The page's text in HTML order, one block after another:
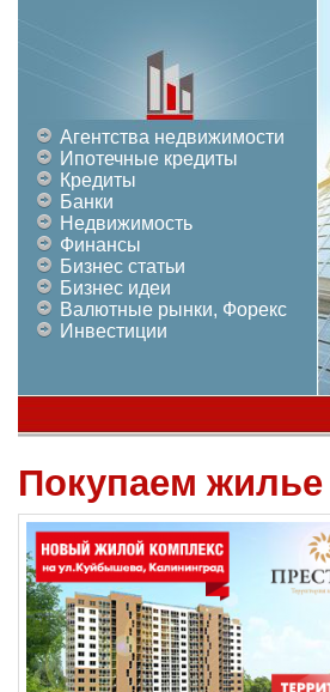
Агентства недвижимости
Ипотечные кредиты
Кредиты
Банки
Недвижимость
Финансы
Бизнес статьи
Бизнес идеи
Валютные рынки, Форекс
Инвестиции
Покупаем